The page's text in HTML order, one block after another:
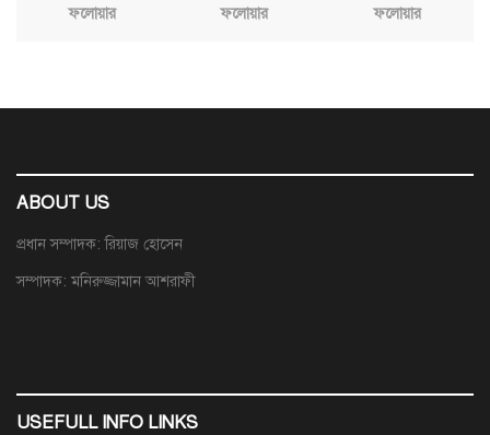
ফলোয়ার ফলোয়ার ফলোয়ার
ABOUT US
প্রধান সম্পাদক: রিয়াজ হোসেন
সম্পাদক: মনিরুজ্জামান আশরাফী
USEFULL INFO LINKS